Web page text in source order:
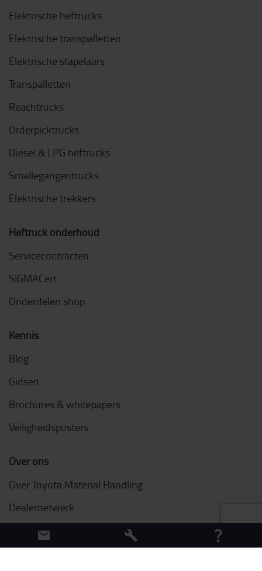
Elektrische heftrucks
Elektrische transpalletten
Elektrische stapelaars
Transpalletten
Reachtrucks
Orderpicktrucks
Diesel & LPG heftrucks
Smallegangentrucks
Elektrische trekkers
Heftruck onderhoud
Servicecontracten
SIGMACert
Onderdelen shop
Kennis
Blog
Gidsen
Brochures & whitepapers
Veiligheidsposters
Over ons
Over Toyota Material Handling
Dealernetwerk
Duurzaamheid